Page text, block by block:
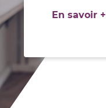
En savoir +